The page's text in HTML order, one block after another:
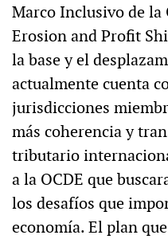
Marco Inclusivo de la
Erosion and Profit
la base y el
actualmente cuenta
jurisdicciones
más coherencia y
tributario
a la OCDE que
los desafíos que
economía. El plan